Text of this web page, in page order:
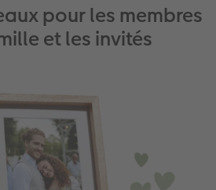
pour les membres
et les invités